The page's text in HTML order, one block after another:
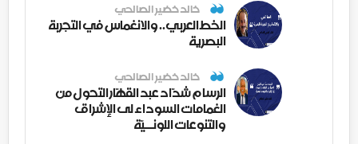
خالد خضير الصالحي
الخط العربي.. والانغماس في التجربة
البصرية
خالد خضير الصالحي
الرسام شدّاد عبد القهّار التحول من
الغمامات السوداء لى الإشراق
والتنوعات اللونــيّة